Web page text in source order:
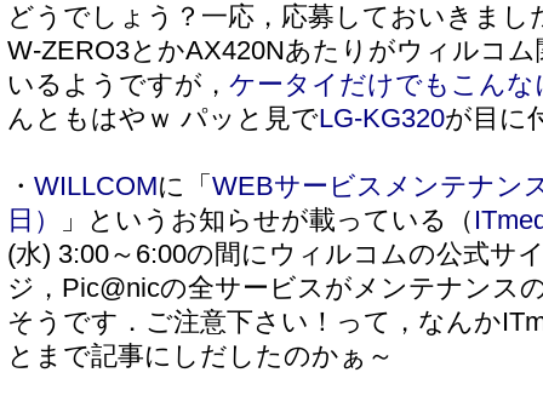
どうでしょう？一応，応募しておいきまし
W-ZERO3とかAX420Nあたりがウィルコ
いるようですが，ケータイだけでもこん
んともはやｗ パッと見でLG-KG320が目に
・WILLCOMに「WEBサービスメンテナン
日）
」というお知らせが載っている（
(水) 3:00～6:00の間にウィルコムの公式サ
ジ，Pic@nicの全サービスがメンテナンス
そうです．ご注意下さい！って，なんか
とまで記事にしだしたのかぁ～